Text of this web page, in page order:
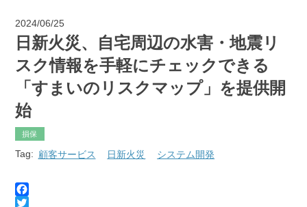
2024/06/25
日新火災、自宅周辺の水害・地震リ
スク情報を手軽にチェックできる
「すまいのリスクマップ」を提供開
始
損保
Tag: 顧客サービス 日新火災 システム開発